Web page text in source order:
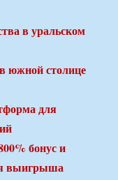
в уральском
южной столице
для
бонус и
выигрыша